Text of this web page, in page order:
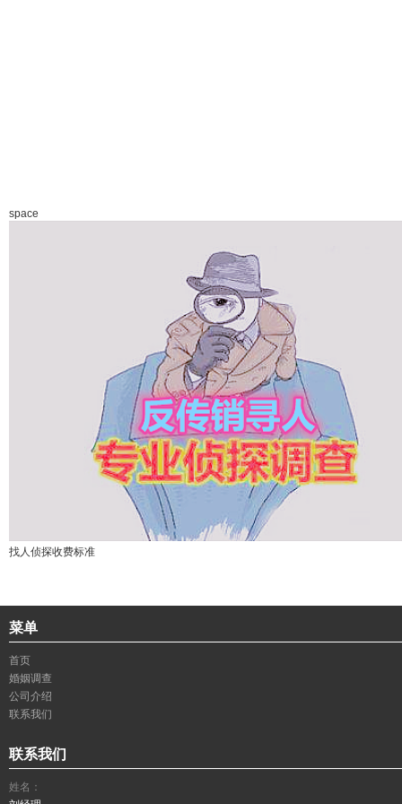
space
找人侦探收费标准
菜单
首页
婚姻调查
公司介绍
联系我们
联系我们
姓名：